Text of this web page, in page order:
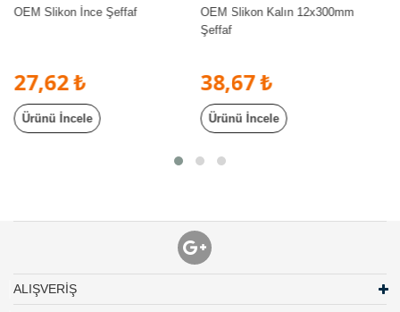
OEM Slikon Kalın 12x300mm
38,67 ₺
Ürünü İncele
Prolink PJ-004 60W Çivi Uçlu
Kalem Havya
386,63 ₺
Ürünü İncele
ALIŞVERİŞ